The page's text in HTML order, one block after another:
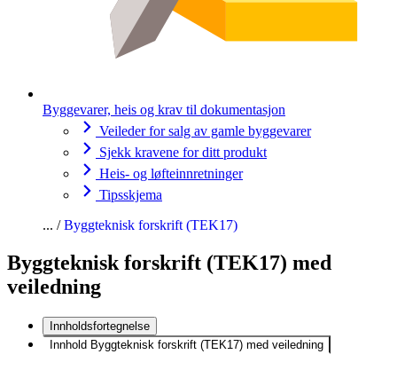
Byggevarer, heis og krav til dokumentasjon
Veileder for salg av gamle byggevarer
Sjekk kravene for ditt produkt
Heis- og løfteinnretninger
Tipsskjema
Byggteknisk forskrift (TEK17)
Byggteknisk forskrift (TEK17) med
veiledning
Innholdsfortegnelse
Innhold Byggteknisk forskrift (TEK17) med veiledning